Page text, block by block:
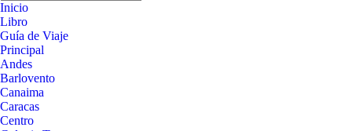
Inicio
Libro
Guía de Viaje
Principal
Andes
Barlovento
Canaima
Caracas
Centro